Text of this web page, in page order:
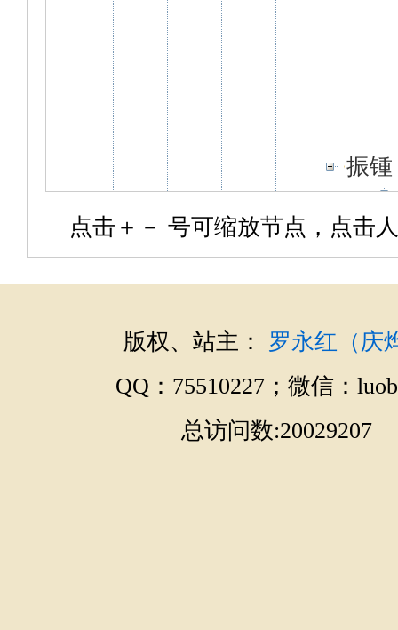
振锺
点击＋－ 号可缩放节点，点击
版权、站主： 罗永红（庆
QQ：75510227；微信：
总访问数:20029207